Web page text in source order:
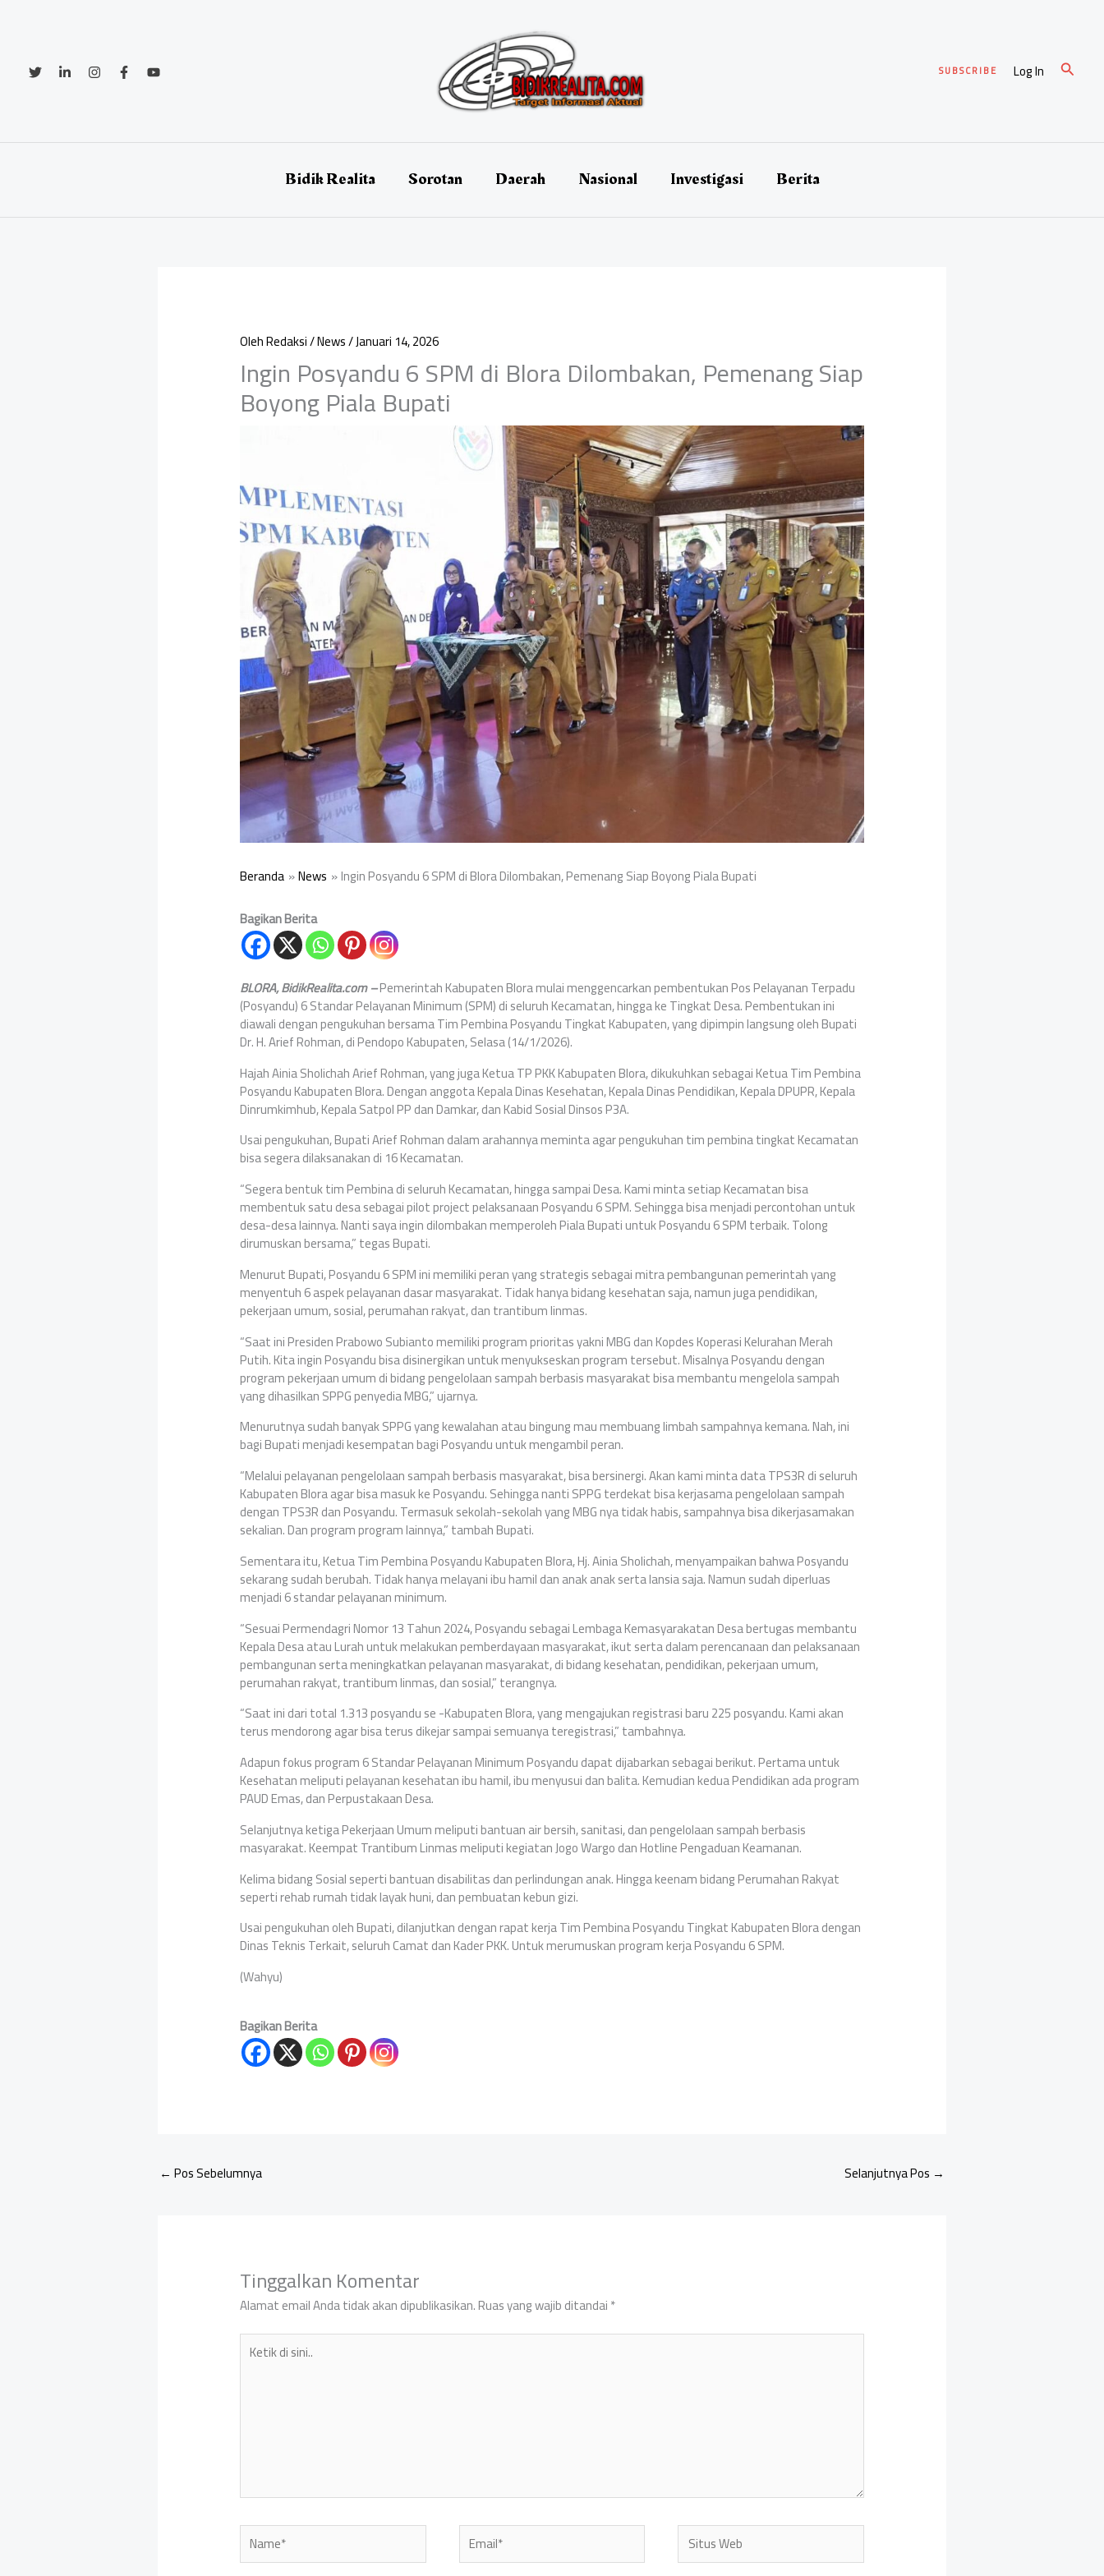
SUBSCRIBE Log In Cari
Bidik Realita Sorotan Daerah Nasional Investigasi Berita
OlehRedaksi/News/Januari 14, 2026
Ingin Posyandu 6 SPM di Blora Dilombakan, Pemenang Siap
Boyong Piala Bupati
Beranda News
Ingin Posyandu 6 SPM di Blora Dilombakan, Pemenang Siap Boyong Piala Bupati
Bagikan Berita
BLORA, BidikRealita.com –Pemerintah Kabupaten Blora mulai menggencarkan pembentukan Pos Pelayanan Terpadu
(Posyandu) 6 Standar Pelayanan Minimum (SPM) di seluruh Kecamatan, hingga ke Tingkat Desa. Pembentukan ini
diawali dengan pengukuhan bersama Tim Pembina Posyandu Tingkat Kabupaten, yang dipimpin langsung oleh Bupati
Dr. H. Arief Rohman, di Pendopo Kabupaten, Selasa (14/1/2026).
Hajah Ainia Sholichah Arief Rohman, yang juga Ketua TP PKK Kabupaten Blora, dikukuhkan sebagai Ketua Tim Pembina
Posyandu Kabupaten Blora. Dengan anggota Kepala Dinas Kesehatan, Kepala Dinas Pendidikan, Kepala DPUPR, Kepala
Dinrumkimhub, Kepala Satpol PP dan Damkar, dan Kabid Sosial Dinsos P3A.
Usai pengukuhan, Bupati Arief Rohman dalam arahannya meminta agar pengukuhan tim pembina tingkat Kecamatan
bisa segera dilaksanakan di 16 Kecamatan.
“Segera bentuk tim Pembina di seluruh Kecamatan, hingga sampai Desa. Kami minta setiap Kecamatan bisa
membentuk satu desa sebagai pilot project pelaksanaan Posyandu 6 SPM. Sehingga bisa menjadi percontohan untuk
desa-desa lainnya. Nanti saya ingin dilombakan memperoleh Piala Bupati untuk Posyandu 6 SPM terbaik. Tolong
dirumuskan bersama,” tegas Bupati.
Menurut Bupati, Posyandu 6 SPM ini memiliki peran yang strategis sebagai mitra pembangunan pemerintah yang
menyentuh 6 aspek pelayanan dasar masyarakat. Tidak hanya bidang kesehatan saja, namun juga pendidikan,
pekerjaan umum, sosial, perumahan rakyat, dan trantibum linmas.
“Saat ini Presiden Prabowo Subianto memiliki program prioritas yakni MBG dan Kopdes Koperasi Kelurahan Merah
Putih. Kita ingin Posyandu bisa disinergikan untuk menyukseskan program tersebut. Misalnya Posyandu dengan
program pekerjaan umum di bidang pengelolaan sampah berbasis masyarakat bisa membantu mengelola sampah
yang dihasilkan SPPG penyedia MBG,” ujarnya.
Menurutnya sudah banyak SPPG yang kewalahan atau bingung mau membuang limbah sampahnya kemana. Nah, ini
bagi Bupati menjadi kesempatan bagi Posyandu untuk mengambil peran.
“Melalui pelayanan pengelolaan sampah berbasis masyarakat, bisa bersinergi. Akan kami minta data TPS3R di seluruh
Kabupaten Blora agar bisa masuk ke Posyandu. Sehingga nanti SPPG terdekat bisa kerjasama pengelolaan sampah
dengan TPS3R dan Posyandu. Termasuk sekolah-sekolah yang MBG nya tidak habis, sampahnya bisa dikerjasamakan
sekalian. Dan program program lainnya,” tambah Bupati.
Sementara itu, Ketua Tim Pembina Posyandu Kabupaten Blora, Hj. Ainia Sholichah, menyampaikan bahwa Posyandu
sekarang sudah berubah. Tidak hanya melayani ibu hamil dan anak anak serta lansia saja. Namun sudah diperluas
menjadi 6 standar pelayanan minimum.
“Sesuai Permendagri Nomor 13 Tahun 2024, Posyandu sebagai Lembaga Kemasyarakatan Desa bertugas membantu
Kepala Desa atau Lurah untuk melakukan pemberdayaan masyarakat, ikut serta dalam perencanaan dan pelaksanaan
pembangunan serta meningkatkan pelayanan masyarakat, di bidang kesehatan, pendidikan, pekerjaan umum,
perumahan rakyat, trantibum linmas, dan sosial,” terangnya.
“Saat ini dari total 1.313 posyandu se -Kabupaten Blora, yang mengajukan registrasi baru 225 posyandu. Kami akan
terus mendorong agar bisa terus dikejar sampai semuanya teregistrasi,” tambahnya.
Adapun fokus program 6 Standar Pelayanan Minimum Posyandu dapat dijabarkan sebagai berikut. Pertama untuk
Kesehatan meliputi pelayanan kesehatan ibu hamil, ibu menyusui dan balita. Kemudian kedua Pendidikan ada program
PAUD Emas, dan Perpustakaan Desa.
Selanjutnya ketiga Pekerjaan Umum meliputi bantuan air bersih, sanitasi, dan pengelolaan sampah berbasis
masyarakat. Keempat Trantibum Linmas meliputi kegiatan Jogo Wargo dan Hotline Pengaduan Keamanan.
Kelima bidang Sosial seperti bantuan disabilitas dan perlindungan anak. Hingga keenam bidang Perumahan Rakyat
seperti rehab rumah tidak layak huni, dan pembuatan kebun gizi.
Usai pengukuhan oleh Bupati, dilanjutkan dengan rapat kerja Tim Pembina Posyandu Tingkat Kabupaten Blora dengan
Dinas Teknis Terkait, seluruh Camat dan Kader PKK. Untuk merumuskan program kerja Posyandu 6 SPM.
(Wahyu)
Bagikan Berita
← Pos Sebelumnya Selanjutnya Pos →
Tinggalkan Komentar
Alamat email Anda tidak akan dipublikasikan.Ruas yang wajib ditandai*
Ketik
Name* Email* Situs
Web